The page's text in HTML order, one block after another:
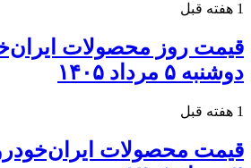
1 هفته قبل
قیمت روز محصولات
دوشنبه ۵ مرداد ۱۴۰۵
1 هفته قبل
قیمت محصولات